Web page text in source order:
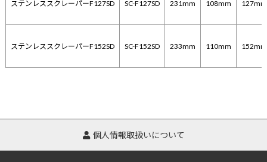
ステンレススクレーパーF127SD SC-F127SD 231mm 108mm 127mm
ステンレススクレーパーF152SD SC-F152SD 233mm 110mm 152mm
個人情報取扱いについて